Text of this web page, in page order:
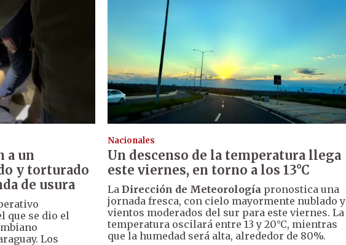
a un
y torturado
de usura
que se dio el
Los
Nacionales
Un descenso de la temperatura llega
este viernes, en torno a los 13°C
LaDirección de Meteorología pronostica una
jornada fresca, con cielo mayormente nublado y
vientos moderados del sur para este viernes. La
temperatura oscilará entre 13 y 20°C, mientras
que la humedad será alta, alrededor de 80%.